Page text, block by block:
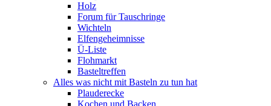
Holz
Forum für Tauschringe
Wichteln
Elfengeheimnisse
Ü-Liste
Flohmarkt
Basteltreffen
Alles was nicht mit Basteln zu tun hat
Plauderecke
Kochen und Backen